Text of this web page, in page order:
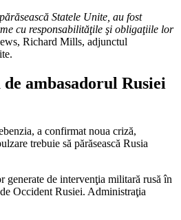
Statele Unite, au fost
cu responsabilităţile şi obligaţiile lor
Richard Mills, adjunctul
ambasadorul Rusiei
a confirmat noua criză,
trebuie să părăsească Rusia
de intervenţia militară rusă în
Occident Rusiei. Administraţia